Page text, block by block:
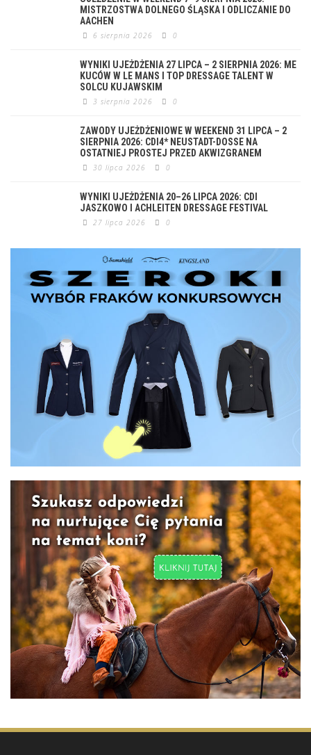
MISTRZOSTWA DOLNEGO ŚLĄSKA I ODLICZANIE DO
AACHEN
6 sierpnia 2026 0
WYNIKI UJEŻDŻENIA 27 LIPCA – 2 SIERPNIA 2026: ME
KUCÓW W LE MANS I TOP DRESSAGE TALENT W
SOLCU KUJAWSKIM
3 sierpnia 2026 0
ZAWODY UJEŻDŻENIOWE W WEEKEND 31 LIPCA – 2
SIERPNIA 2026: CDI4* NEUSTADT-DOSSE NA
OSTATNIEJ PROSTEJ PRZED AKWIZGRANEM
30 lipca 2026 0
WYNIKI UJEŻDŻENIA 20–26 LIPCA 2026: CDI
JASZKOWO I ACHLEITEN DRESSAGE FESTIVAL
27 lipca 2026 0